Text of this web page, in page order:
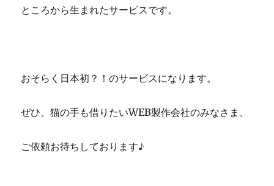
ところから生まれたサービスです。
おそらく日本初？！のサービスになります。
ぜひ、猫の手も借りたいWEB製作会社のみなさま、
ご依頼お待ちしております♪